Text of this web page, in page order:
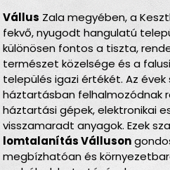
Vállus Zala megyében, a
fekvő, nyugodt hangulatú
különösen fontos a tiszta,
természet közelsége és a
település igazi értékét. Az
háztartásban felhalmozódnak
háztartási gépek, elektronikai
visszamaradt anyagok. Ezek
lomtalanítás Válluson
megbízhatóan és